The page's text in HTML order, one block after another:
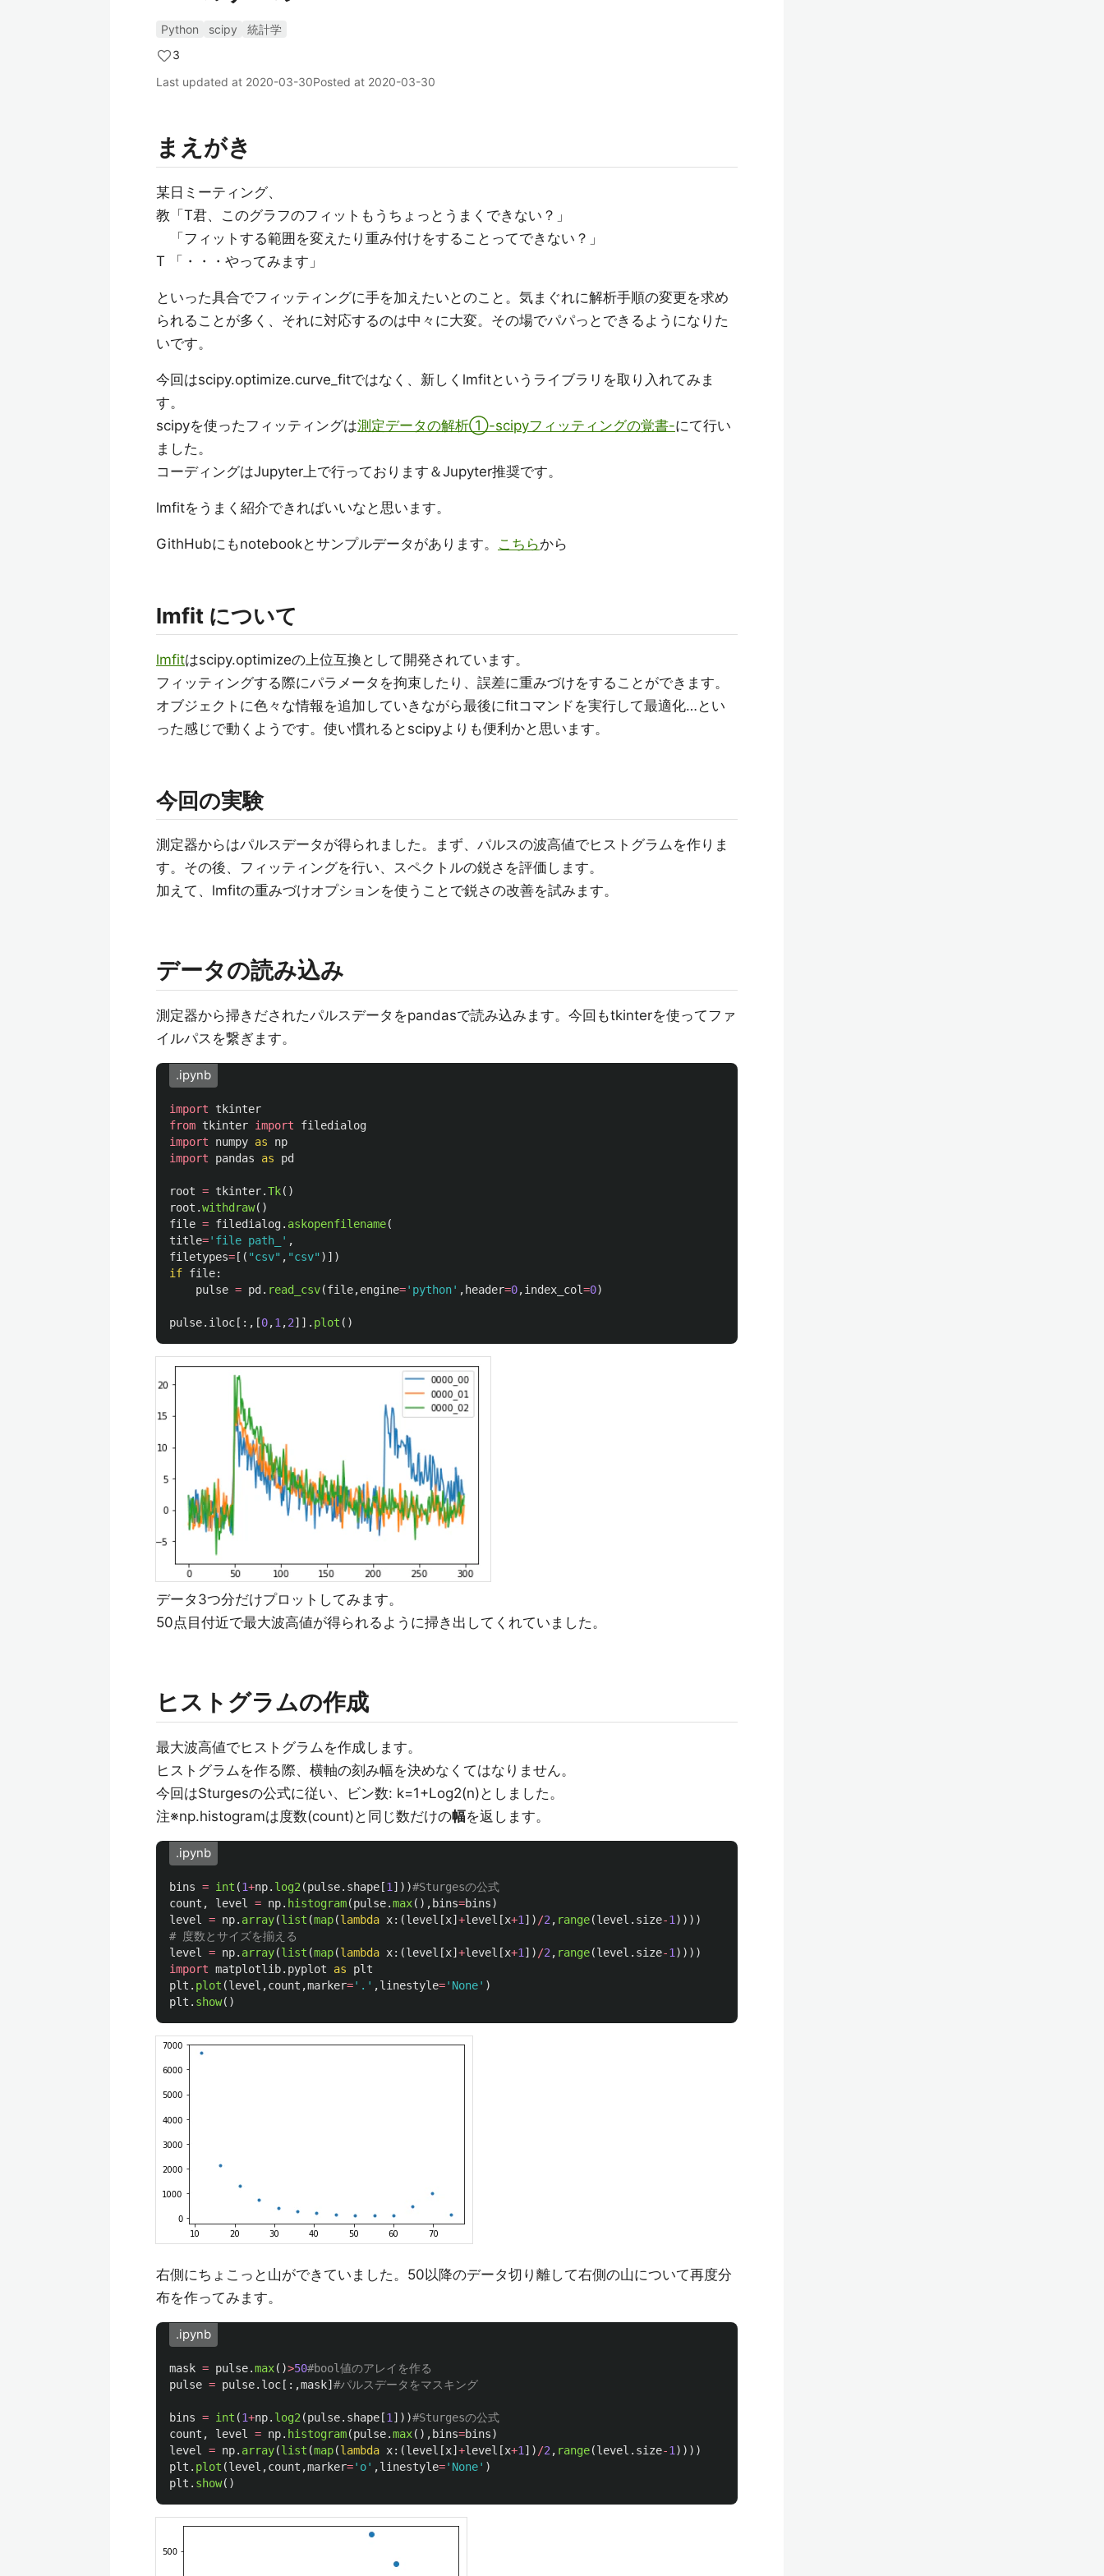
Python scipy
統計学
3
Last updated at 2020-03-30Posted at 2020-03-30
まえがき
某日ミーティング、
教「T君、このグラフのフィットもうちょっとうまくできない？」
「フィットする範囲を変えたり重み付けをすることってできない？」
T 「・・・やってみます」
といった具合でフィッティングに手を加えたいとのこと。気まぐれに解析手順の変更を求め
られることが多く、それに対応するのは中々に大変。その場でパパっとできるようになりた
いです。
今回はscipy.optimize.curve_fitではなく、新しくlmfitというライブラリを取り入れてみま
す。
scipyを使ったフィッティングは測定データの解析①-scipyフィッティングの覚書-にて行い
ました。
コーディングはJupyter上で行っております＆Jupyter推奨です。
lmfitをうまく紹介できればいいなと思います。
GithHubにもnotebookとサンプルデータがあります。 こちらから
lmfit について
lmfitはscipy.optimizeの上位互換として開発されています。
フィッティングする際にパラメータを拘束したり、誤差に重みづけをすることができます。
オブジェクトに色々な情報を追加していきながら最後にfitコマンドを実行して最適化…とい
った感じで動くようです。使い慣れるとscipyよりも便利かと思います。
今回の実験
測定器からはパルスデータが得られました。まず、パルスの波高値でヒストグラムを作りま
す。その後、フィッティングを行い、スペクトルの鋭さを評価します。
加えて、lmfitの重みづけオプションを使うことで鋭さの改善を試みます。
データの読み込み
測定器から掃きだされたパルスデータをpandasで読み込みます。今回もtkinterを使ってファ
イルパスを繋ぎます。
.ipynb
import
tkinter
from tkinter import
filedialog
import
numpy as
np
import
pandas as pd
root = tkinter.Tk()
root .withdraw()
file = filedialog. askopenfilename(
title=' file path_ ' ,
filetypes= [( "csv" , "csv" )])
if file:
pulse = pd . read_csv(file,engine=' python' , header=0,index_col=0)
pulse. iloc [:,[0,1 ,2]]. plot ()
データ3つ分だけプロットしてみます。
50点目付近で最大波高値が得られるように掃き出してくれていました。
ヒストグラムの作成
最大波高値でヒストグラムを作成します。
ヒストグラムを作る際、横軸の刻み幅を決めなくてはなりません。
今回はSturgesの公式に従い、ビン数: k=1+Log2(n)としました。
注※np.histogramは度数(count)と同じ数だけの幅を返します。
.ipynb
bins = int (1+np. log2 (pulse. shape [1 ]))
count , level = np. histogram(pulse.max(), bins=bins)
level
= np. array(list (map(lambda x:(level [x] +level [x+1 ]) /2 , range(level . size-1 ))))
level
= np. array(list (map(lambda x:(level [x] +level [x+1 ]) /2 , range(level . size-1 ))))
import matplotlib.pyplot as
plt
plt . plot (level ,count ,marker=' . ' ,linestyle=' None' )
plt . show()
右側にちょこっと山ができていました。50以降のデータ切り離して右側の山について再度分
布を作ってみます。
.ipynb
mask = pulse.max()>50
pulse = pulse. loc [:,mask]
bins = int (1+np. log2 (pulse. shape [1 ]))
count , level = np. histogram(pulse.max(), bins=bins)
level
= np. array(list (map(lambda x:(level [x] +level [x+1 ]) /2 , range(level . size-1 ))))
plt . plot (level ,count ,marker=' o' ,linestyle=' None' )
plt . show()